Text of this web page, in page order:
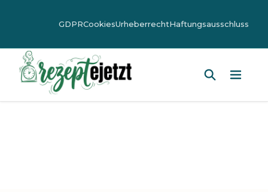
GDPRCookiesUrheberrechtHaftungsausschluss